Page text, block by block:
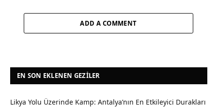
ADD A COMMENT
EN SON EKLENEN GEZILER
Likya Yolu Üzerinde Kamp: Antalya’nın En Etkileyici Durakları